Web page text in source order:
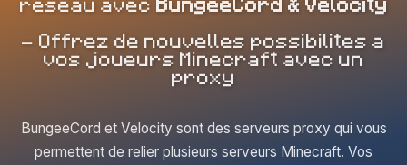
- Offrez de nouvelles possibilites a
vos joueurs Minecraft avec un
proxy
BungeeCord et Velocity sont des serveurs proxy qui vous
permettent de relier plusieurs serveurs Minecraft. Vos